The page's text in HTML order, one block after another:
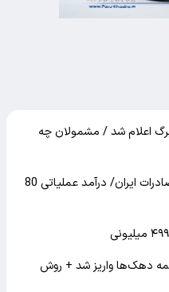
اعلام شد / مشمولان چه
تغییر مثبت در عملکرد مالی بانک صادرات ایران/ درآمد عملیاتی 80
مرداد 1405 برای همه دهک‌ها واریز شد + روش